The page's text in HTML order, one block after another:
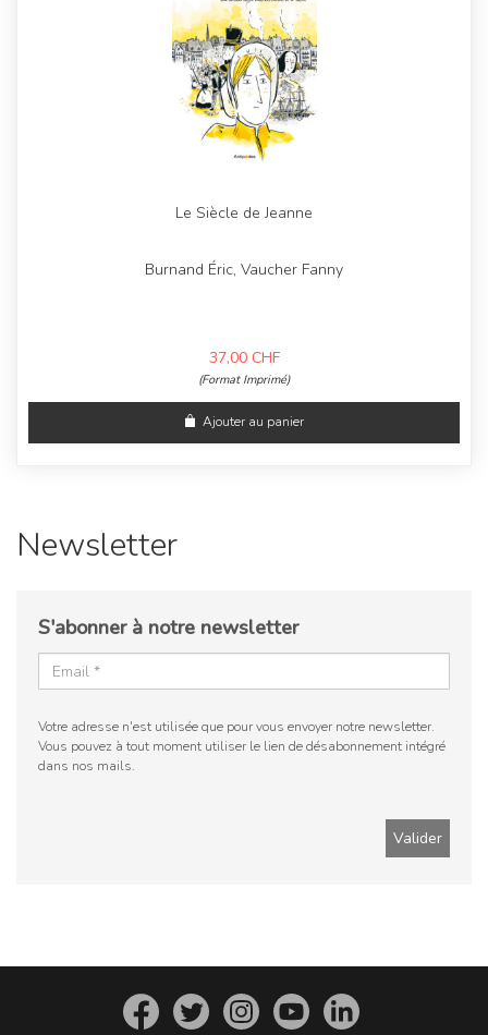
Le Siècle de Jeanne
Burnand Éric, Vaucher Fanny
37,00 CHF
(Format Imprimé)
Ajouter au panier
Newsletter
S'abonner à notre newsletter
Votre adresse n'est utilisée que pour vous envoyer notre newsletter.
Vous pouvez à tout moment utiliser le lien de désabonnement intégré
dans nos mails.